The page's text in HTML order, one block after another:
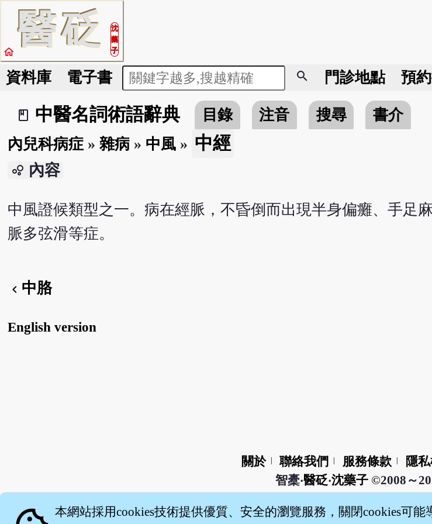
醫砭
沈
藥
子
home
資料庫 電子書 search 門診地點 預
book_2
中醫名詞術語辭典 目錄 注音 搜尋
書介
內兒科病症» 雜病» 中風» 中經
bubble_chart 內容
中風證候類型之一。病在經脈，不昏倒而出現半身偏癱、手足
脈多弦滑等症。
chevron_left 中胳
English version
關於 聯絡我們 服務條款 隱
智橐‧醫砭‧沈藥子©2008～
本網站採用cookies技術提供優質、安全的瀏覽服務，關閉cookies可能